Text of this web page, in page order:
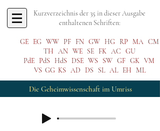
Kurzverzeichnis der 35 in dieser Ausgabe
enthaltenen Schriften:
GE EG WW PF FN GW HG RP MA CM
TH AN WE SE FK AC GU
PdE
PdS HdS DSE WS SW GF GK VM
VS GG KS AD DS SL AL EH ML
Die Geheimwissenschaft im Umriss